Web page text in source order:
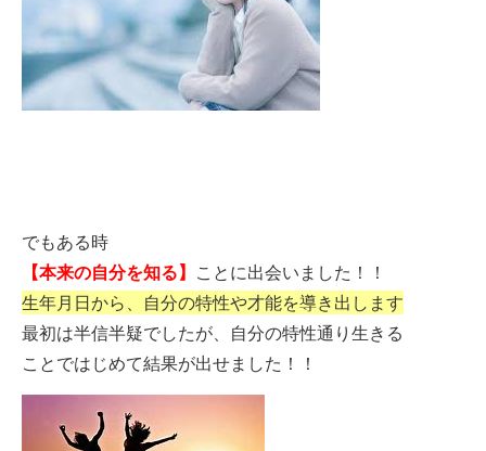
でもある時
【本来の自分を知る】 ことに出会いました！！
生年月日から、自分の特性や才能を導き出します
最初は半信半疑でしたが、自分の特性通り生きる
ことではじめて結果が出せました！！